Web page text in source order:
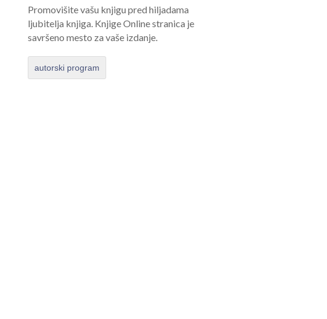
Promovišite vašu knjigu pred hiljadama
ljubitelja knjiga. Knjige Online stranica je
savršeno mesto za vaše izdanje.
autorski program